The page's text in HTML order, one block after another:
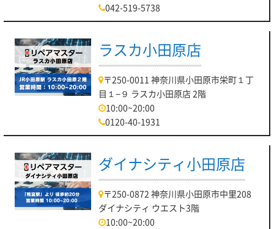
042-519-5738
ラスカ小田原店
〒250-0011 神奈川県小田原市栄町１丁
目１−９ ラスカ小田原店 2階
10:00~20:00
0120-40-1931
ダイナシティ小田原店
〒250-0872 神奈川県小田原市中里208
ダイナシティ ウエスト3階
10:00~20:00